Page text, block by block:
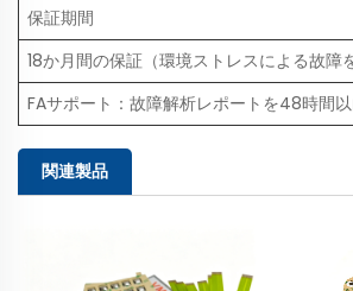
保証期間
18か月間の保証（環境ストレスによる故障
FAサポート：故障解析レポートを48時間以
関連製品